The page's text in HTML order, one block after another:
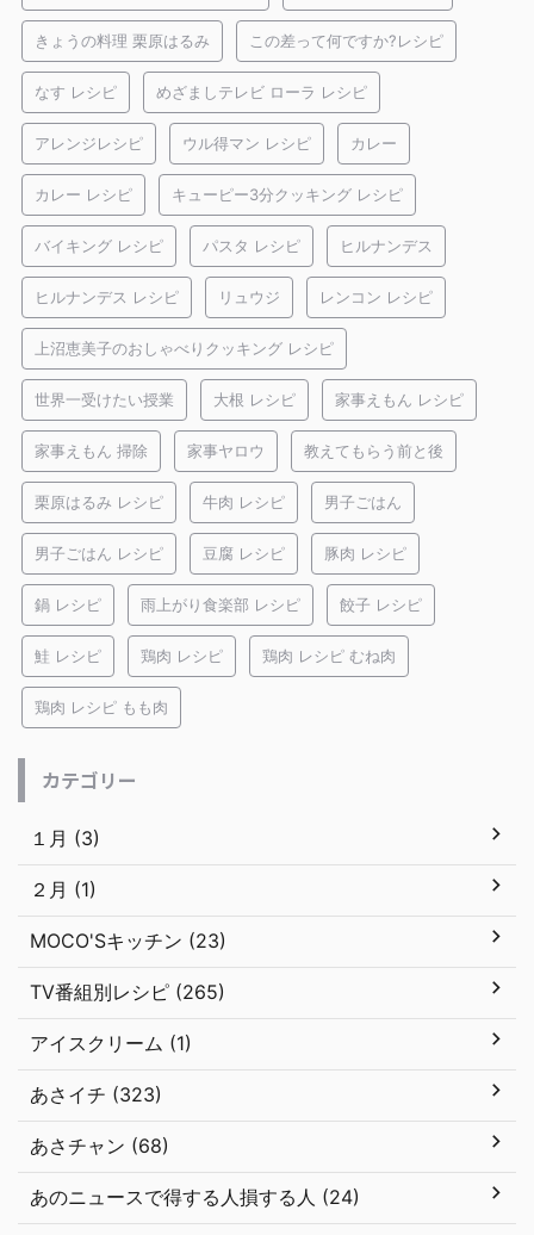
きょうの料理 栗原はるみ この差って何ですか?レシピ
なす レシピ めざましテレビ ローラ レシピ
アレンジレシピ ウル得マン レシピ カレー
カレー レシピ キューピー3分クッキング レシピ
バイキング レシピ パスタ レシピ ヒルナンデス
ヒルナンデス レシピ リュウジ レンコン レシピ
上沼恵美子のおしゃべりクッキング レシピ
世界一受けたい授業 大根 レシピ 家事えもん レシピ
家事えもん 掃除 家事ヤロウ 教えてもらう前と後
栗原はるみ レシピ 牛肉 レシピ 男子ごはん
男子ごはん レシピ 豆腐 レシピ 豚肉 レシピ
鍋 レシピ 雨上がり食楽部 レシピ 餃子 レシピ
鮭 レシピ 鶏肉 レシピ 鶏肉 レシピ むね肉
鶏肉 レシピ もも肉
カテゴリー
１月 (3)
２月 (1)
MOCO'Sキッチン (23)
TV番組別レシピ (265)
アイスクリーム (1)
あさイチ (323)
あさチャン (68)
あのニュースで得する人損する人 (24)